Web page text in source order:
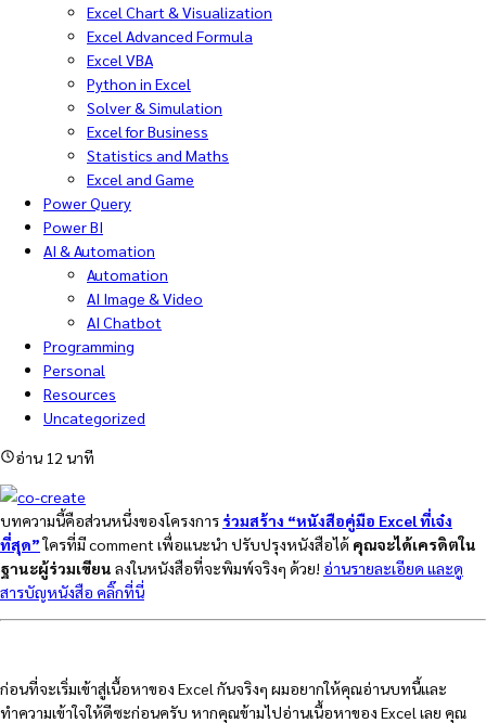
Excel Chart & Visualization
Excel Advanced Formula
Excel VBA
Python in Excel
Solver & Simulation
Excel for Business
Statistics and Maths
Excel and Game
Power Query
Power BI
AI & Automation
Automation
AI Image & Video
AI Chatbot
Programming
Personal
Resources
Uncategorized
อ่าน 12 นาที
บทความนี้คือส่วนหนึ่งของโครงการ ร่วมสร้าง “หนังสือคู่มือ Excel ที่เจ๋ง
ที่สุด” ใครที่มี comment เพื่อแนะนำ ปรับปรุงหนังสือได้ คุณจะได้เครดิตใน
ฐานะผู้ร่วมเขียน ลงในหนังสือที่จะพิมพ์จริงๆ ด้วย! อ่านรายละเอียด และดู
สารบัญหนังสือ คลิ๊กที่นี่
ก่อนที่จะเริ่มเข้าสู่เนื้อหาของ Excel กันจริงๆ ผมอยากให้คุณอ่านบทนี้และ
ทำความเข้าใจให้ดีซะก่อนครับ หากคุณข้ามไปอ่านเนื้อหาของ Excel เลย คุณ